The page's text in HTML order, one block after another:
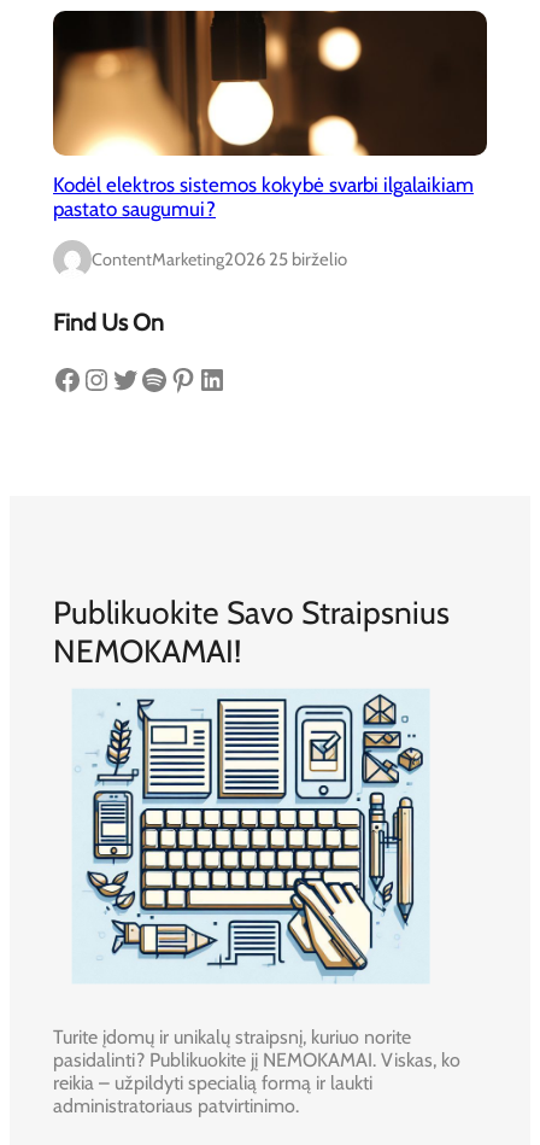
Kodėl elektros sistemos kokybė svarbi ilgalaikiam
pastato saugumui?
ContentMarketing2026 25 birželio
Find Us On
Facebook Instagram Twitter Spotify Pinterest LinkedIn
Publikuokite Savo Straipsnius
NEMOKAMAI!
Turite įdomų ir unikalų straipsnį, kuriuo norite
pasidalinti? Publikuokite jį NEMOKAMAI. Viskas, ko
reikia – užpildyti specialią formą ir laukti
administratoriaus patvirtinimo.